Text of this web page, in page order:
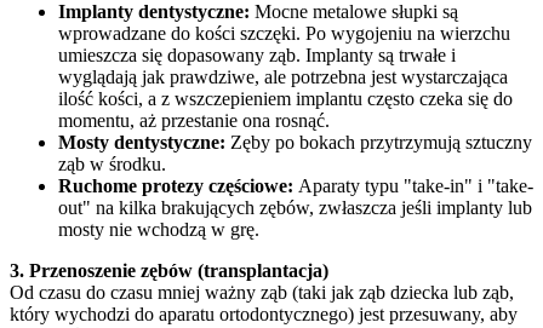
Implanty dentystyczne: Mocne metalowe słupki są
wprowadzane do kości szczęki. Po wygojeniu na wierzchu
umieszcza się dopasowany ząb. Implanty są trwałe i
wyglądają jak prawdziwe, ale potrzebna jest wystarczająca
ilość kości, a z wszczepieniem implantu często czeka się do
momentu, aż przestanie ona rosnąć.
Mosty dentystyczne: Zęby po bokach przytrzymują sztuczny
ząb w środku.
Ruchome protezy częściowe: Aparaty typu "take-in" i "take-
out" na kilka brakujących zębów, zwłaszcza jeśli implanty lub
mosty nie wchodzą w grę.
3. Przenoszenie zębów (transplantacja)
Od czasu do czasu mniej ważny ząb (taki jak ząb dziecka lub ząb,
który wychodzi do aparatu ortodontycznego) jest przesuwany, aby